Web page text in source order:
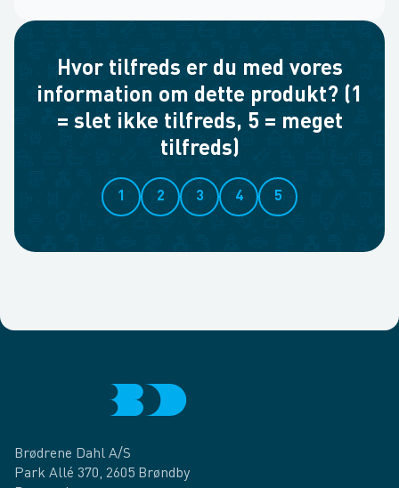
Hvor tilfreds er du med vores
information om dette produkt? (1
= slet ikke tilfreds, 5 = meget
tilfreds)
1 2 3 4 5
Brødrene Dahl A/S
Park Allé 370, 2605 Brøndby